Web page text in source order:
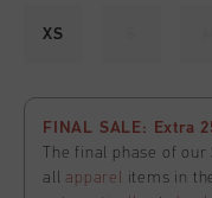
XS
FINAL SALE: Extra
The final phase of our
allapparel items in